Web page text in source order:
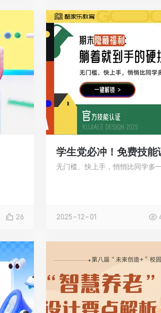
26
无门槛、快上手，悄悄比同学多
2025-12-01